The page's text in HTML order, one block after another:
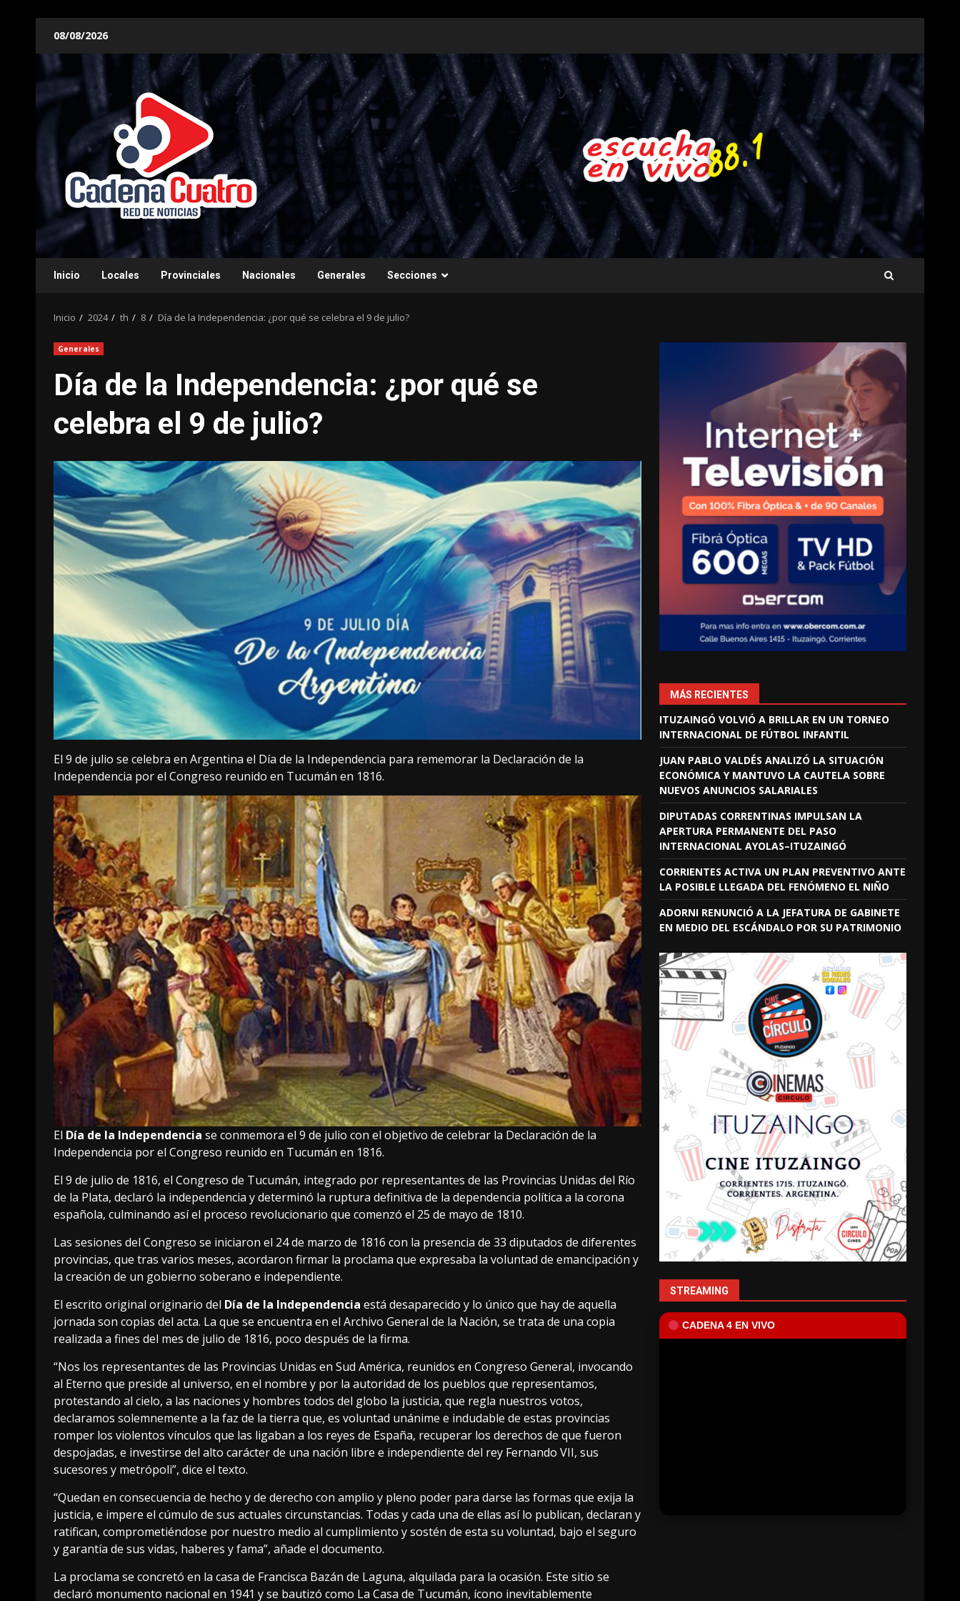
contenido
08/08/2026
Inicio Locales Provinciales Nacionales Generales Secciones
Inicio 2024 th 8 Día de la Independencia: ¿por qué se celebra el 9 de julio?
Generales
Día de la Independencia: ¿por qué se
celebra el 9 de julio?
El 9 de julio se celebra en Argentina el Día de la Independencia para rememorar la Declaración de la
Independencia por el Congreso reunido en Tucumán en 1816.
El Día de la Independencia se conmemora el 9 de julio con el objetivo de celebrar la Declaración de la
Independencia por el Congreso reunido en Tucumán en 1816.
El 9 de julio de 1816, el Congreso de Tucumán, integrado por representantes de las Provincias Unidas del Río
de la Plata, declaró la independencia y determinó la ruptura definitiva de la dependencia política a la corona
española, culminando así el proceso revolucionario que comenzó el 25 de mayo de 1810.
Las sesiones del Congreso se iniciaron el 24 de marzo de 1816 con la presencia de 33 diputados de diferentes
provincias, que tras varios meses, acordaron firmar la proclama que expresaba la voluntad de emancipación y
la creación de un gobierno soberano e independiente.
El escrito original originario del Día de la Independencia está desaparecido y lo único que hay de aquella
jornada son copias del acta. La que se encuentra en el Archivo General de la Nación, se trata de una copia
realizada a fines del mes de julio de 1816, poco después de la firma.
“Nos los representantes de las Provincias Unidas en Sud América, reunidos en Congreso General, invocando
al Eterno que preside al universo, en el nombre y por la autoridad de los pueblos que representamos,
protestando al cielo, a las naciones y hombres todos del globo la justicia, que regla nuestros votos,
declaramos solemnemente a la faz de la tierra que, es voluntad unánime e indudable de estas provincias
romper los violentos vínculos que las ligaban a los reyes de España, recuperar los derechos de que fueron
despojadas, e investirse del alto carácter de una nación libre e independiente del rey Fernando VII, sus
sucesores y metrópoli”, dice el texto.
“Quedan en consecuencia de hecho y de derecho con amplio y pleno poder para darse las formas que exija la
justicia, e impere el cúmulo de sus actuales circunstancias. Todas y cada una de ellas así lo publican, declaran y
ratifican, comprometiéndose por nuestro medio al cumplimiento y sostén de esta su voluntad, bajo el seguro
y garantía de sus vidas, haberes y fama”, añade el documento.
La proclama se concretó en la casa de Francisca Bazán de Laguna, alquilada para la ocasión. Este sitio se
declaró monumento nacional en 1941 y se bautizó como La Casa de Tucumán, ícono inevitablemente
MÁS RECIENTES
ITUZAINGÓ VOLVIÓ A BRILLAR EN UN TORNEO
INTERNACIONAL DE FÚTBOL INFANTIL
JUAN PABLO VALDÉS ANALIZÓ LA SITUACIÓN
ECONÓMICA Y MANTUVO LA CAUTELA SOBRE
NUEVOS ANUNCIOS SALARIALES
DIPUTADAS CORRENTINAS IMPULSAN LA
APERTURA PERMANENTE DEL PASO
INTERNACIONAL AYOLAS–ITUZAINGÓ
CORRIENTES ACTIVA UN PLAN PREVENTIVO ANTE
LA POSIBLE LLEGADA DEL FENÓMENO EL NIÑO
ADORNI RENUNCIÓ A LA JEFATURA DE GABINETE
EN MEDIO DEL ESCÁNDALO POR SU PATRIMONIO
STREAMING
CADENA 4 EN VIVO